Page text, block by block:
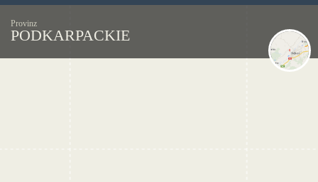
Provinz
PODKARPACKIE